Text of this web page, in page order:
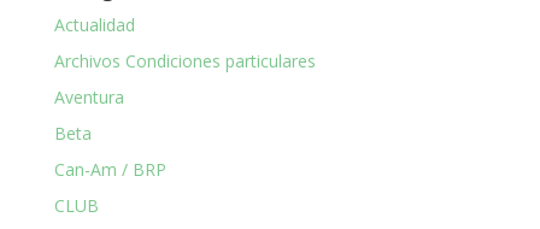
Actualidad
Archivos Condiciones particulares
Aventura
Beta
Can-Am / BRP
CLUB